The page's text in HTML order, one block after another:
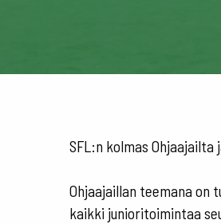
SFL:n kolmas
Ohjaajaillan teemana on
kaikki junioritoimintaa